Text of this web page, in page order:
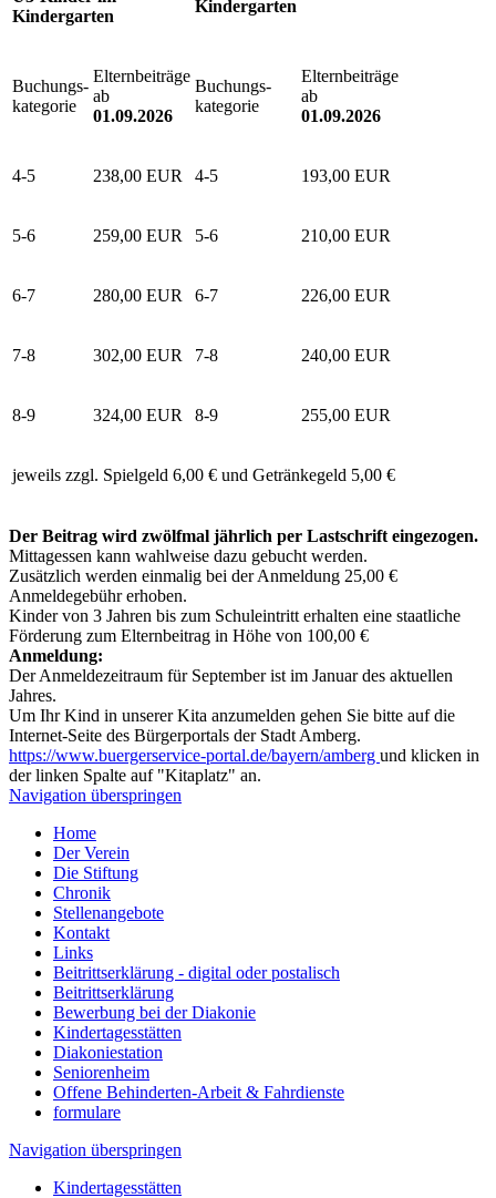
Kindergarten
Kindergarten
Buchungs-
kategorie
Elternbeiträge
ab
01.09.2026
Buchungs-
kategorie
Elternbeiträge
ab
01.09.2026
4-5 238,00 EUR 4-5 193,00 EUR
5-6 259,00 EUR 5-6 210,00 EUR
6-7 280,00 EUR 6-7 226,00 EUR
7-8 302,00 EUR 7-8 240,00 EUR
8-9 324,00 EUR 8-9 255,00 EUR
jeweils zzgl. Spielgeld 6,00 € und Getränkegeld 5,00 €
Der Beitrag wird zwölfmal jährlich per Lastschrift eingezogen.
Mittagessen kann wahlweise dazu gebucht werden.
Zusätzlich werden einmalig bei der Anmeldung 25,00 €
Anmeldegebühr erhoben.
Kinder von 3 Jahren bis zum Schuleintritt erhalten eine staatliche
Förderung zum Elternbeitrag in Höhe von 100,00 €
Anmeldung:
Der Anmeldezeitraum für September ist im Januar des aktuellen
Jahres.
Um Ihr Kind in unserer Kita anzumelden gehen Sie bitte auf die
Internet-Seite des Bürgerportals der Stadt Amberg.
https://www.buergerservice-portal.de/bayern/amberg und klicken in
der linken Spalte auf "Kitaplatz" an.
Navigation überspringen
Home
Der Verein
Die Stiftung
Chronik
Stellenangebote
Kontakt
Links
Beitrittserklärung - digital oder postalisch
Beitrittserklärung
Bewerbung bei der Diakonie
Kindertagesstätten
Diakoniestation
Seniorenheim
Offene Behinderten-Arbeit & Fahrdienste
formulare
Navigation überspringen
Kindertagesstätten